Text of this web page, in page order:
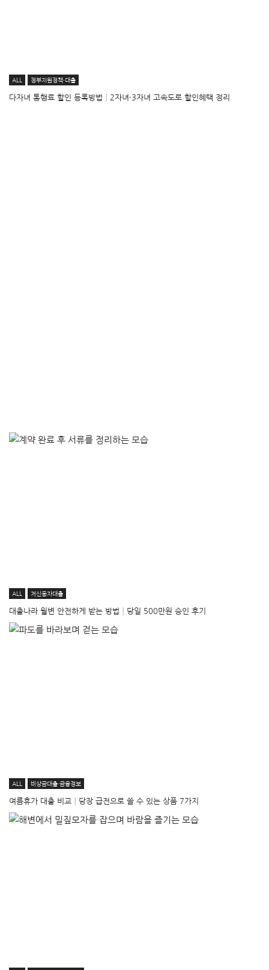
ALL 정부지원정책·대출
다자녀 통행료 할인 등록방법│2자녀·3자녀 고속도로 할인혜택 정리
ALL 저신용자대출
대출나라 월변 안전하게 받는 방법│당일 500만원 승인 후기
ALL 비상금대출·금융정보
여름휴가 대출 비교│당장 급전으로 쓸 수 있는 상품 7가지